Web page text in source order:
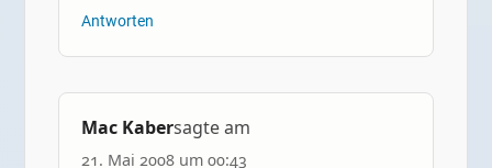
Antworten
Mac Kabersagte am
21. Mai 2008 um 00:43